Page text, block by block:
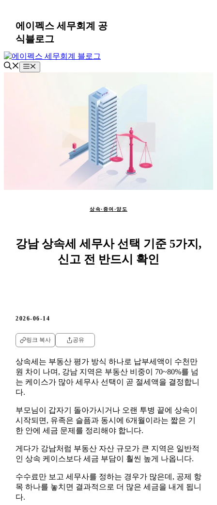
너
뛰
에이펙스 세무회계 공
식블로그
메
상속·증여·양도
강남 상속세 세무사 선택 기준 5가지,
신고 전 반드시 확인
2026-06-14
링크 복사 공유
상속세는 부동산 평가 방식 하나로 납부세액이 수천만
원 차이 나며, 강남 지역은 부동산 비중이 70~80%를 넘
는 케이스가 많아 세무사 선택이 곧 절세액을 결정합니
다.
부모님이 갑자기 돌아가시거나 오랜 투병 끝에 상속이
시작되면, 유족은 슬픔과 동시에 6개월이라는 짧은 기
한 안에 세금 문제를 정리해야 합니다.
게다가 강남처럼 부동산 자산 규모가 큰 지역은 일반적
인 상속 케이스보다 세금 부담이 훨씬 높게 나옵니다.
수수료만 보고 세무사를 정하는 경우가 많은데, 공제 항
목 하나를 놓치면 결과적으로 더 많은 세금을 내게 됩니
다.